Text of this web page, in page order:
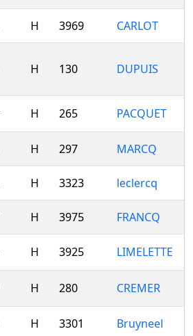
H 3969 CARLOT
H 130 DUPUIS
H 265 PACQUET
H 297 MARCQ
H 3323 leclercq
H 3975 FRANCQ
H 3925 LIMELETTE
H 280 CREMER
H 3301 Bruyneel